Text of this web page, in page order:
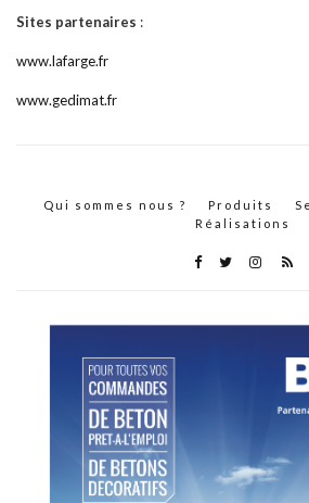
Sites partenaires :
www.lafarge.fr
www.gedimat.fr
Qui sommes nous ? Produits
Réalisations